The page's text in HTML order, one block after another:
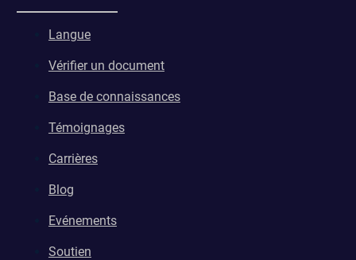
Langue
Vérifier un document
Base de connaissances
Témoignages
Carrières
Blog
Evénements
Soutien